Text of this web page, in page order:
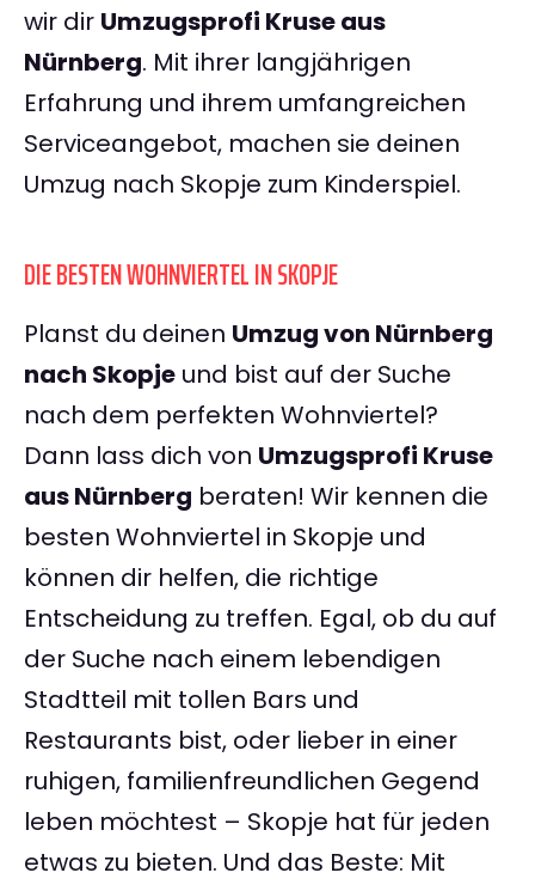
wir dir Umzugsprofi Kruse aus
Nürnberg. Mit ihrer langjährigen
Erfahrung und ihrem umfangreichen
Serviceangebot, machen sie deinen
Umzug nach Skopje zum Kinderspiel.
DIE BESTEN WOHNVIERTEL IN SKOPJE
Planst du deinen Umzug von Nürnberg
nach Skopje und bist auf der Suche
nach dem perfekten Wohnviertel?
Dann lass dich von Umzugsprofi Kruse
aus Nürnberg beraten! Wir kennen die
besten Wohnviertel in Skopje und
können dir helfen, die richtige
Entscheidung zu treffen. Egal, ob du auf
der Suche nach einem lebendigen
Stadtteil mit tollen Bars und
Restaurants bist, oder lieber in einer
ruhigen, familienfreundlichen Gegend
leben möchtest – Skopje hat für jeden
etwas zu bieten. Und das Beste: Mit